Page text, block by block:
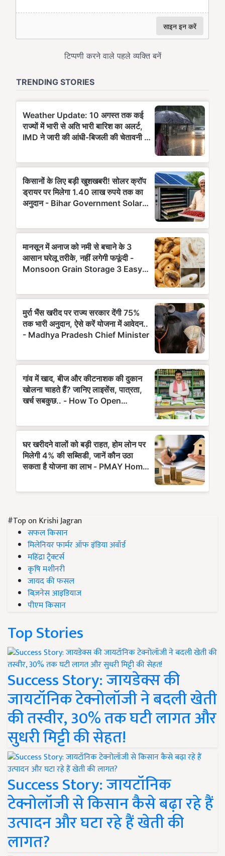
#Top on Krishi Jagran
सफल किसान
मिलेनियर फार्मर ऑफ इंडिया अवॉर्ड
महिंद्रा ट्रैक्टर्स
कृषि मशीनरी
जायद की फसल
बिज़नेस आइडियाज
पीएम किसान
Top Stories
Success Story: जायडेक्स की
जायटॉनिक टेक्नोलॉजी ने बदली खेती
की तस्वीर, 30% तक घटी लागत और
सुधरी मिट्टी की सेहत!
Success Story: जायटॉनिक
टेक्नोलॉजी से किसान कैसे बढ़ा रहे हैं
उत्पादन और घटा रहे हैं खेती की
लागत?